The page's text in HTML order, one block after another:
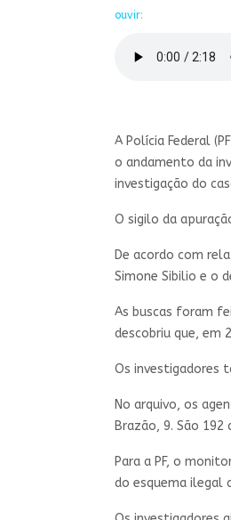
ouvir:
A Polícia Federal
o andamento da
investigação do
O sigilo da
De acordo com
Simone Sibilio e o
As buscas foram
descobriu que, em
Os investigadores
No arquivo, os
Brazão, 9. São
Para a PF, o
do esquema ilegal